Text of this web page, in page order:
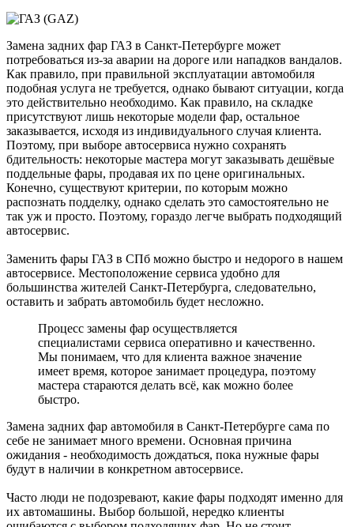
Замена задних фар ГАЗ в Санкт-Петербурге может
потребоваться из-за аварии на дороге или нападков вандалов.
Как правило, при правильной эксплуатации автомобиля
подобная услуга не требуется, однако бывают ситуации, когда
это действительно необходимо. Как правило, на складке
присутствуют лишь некоторые модели фар, остальное
заказывается, исходя из индивидуального случая клиента.
Поэтому, при выборе автосервиса нужно сохранять
бдительность: некоторые мастера могут заказывать дешёвые
поддельные фары, продавая их по цене оригинальных.
Конечно, существуют критерии, по которым можно
распознать подделку, однако сделать это самостоятельно не
так уж и просто. Поэтому, гораздо легче выбрать подходящий
автосервис.
Заменить фары ГАЗ в СПб можно быстро и недорого в нашем
автосервисе. Местоположение сервиса удобно для
большинства жителей Санкт-Петербурга, следовательно,
оставить и забрать автомобиль будет несложно.
Процесс замены фар осуществляется
специалистами сервиса оперативно и качественно.
Мы понимаем, что для клиента важное значение
имеет время, которое занимает процедура, поэтому
мастера стараются делать всё, как можно более
быстро.
Замена задних фар автомобиля в Санкт-Петербурге сама по
себе не занимает много времени. Основная причина
ожидания - необходимость дождаться, пока нужные фары
будут в наличии в конкретном автосервисе.
Часто люди не подозревают, какие фары подходят именно для
их автомашины. Выбор большой, нередко клиенты